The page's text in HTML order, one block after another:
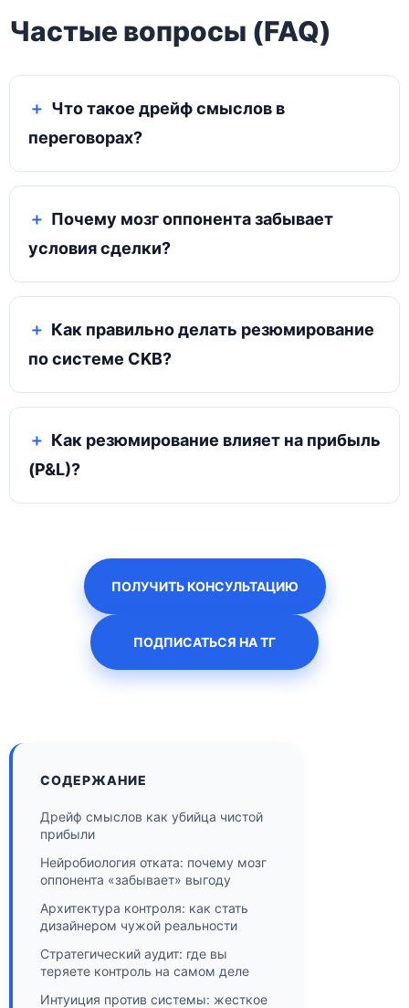
Частые вопросы (FAQ)
Что такое дрейф смыслов в
переговорах?
Почему мозг оппонента забывает
условия сделки?
Как правильно делать резюмирование
по системе CKB?
Как резюмирование влияет на прибыль
(P&L)?
ПОЛУЧИТЬ КОНСУЛЬТАЦИЮ
ПОДПИСАТЬСЯ НА ТГ
СОДЕРЖАНИЕ
Дрейф смыслов как убийца чистой
прибыли
Нейробиология отката: почему мозг
оппонента «забывает» выгоду
Архитектура контроля: как стать
дизайнером чужой реальности
Стратегический аудит: где вы
теряете контроль на самом деле
Интуиция против системы: жесткое